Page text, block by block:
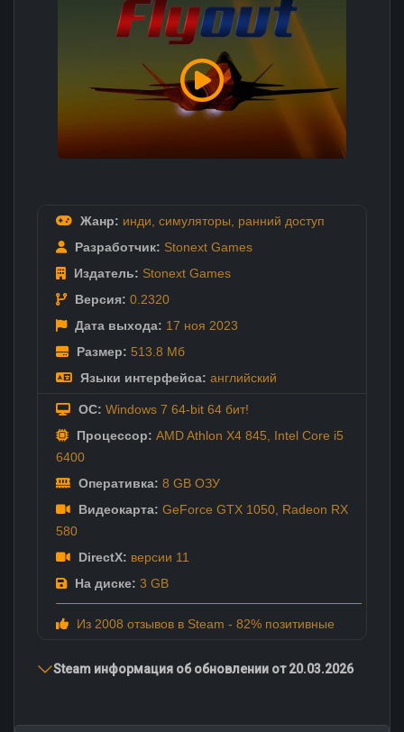
Жанр: инди симуляторы
ранний доступ
Разработчик: Stonext Games
Издатель: Stonext Games
Версия: 0.2320
Дата выхода: 17 ноя 2023
Размер: 513.8 Мб
Языки интерфейса: английский
ОС: Windows 7 64-bit 64 бит!
Процессор: AMD Athlon X4 845, Intel Core i5
6400
Оперативка: 8 GB ОЗУ
Видеокарта: GeForce GTX 1050, Radeon RX
580
DirectX: версии 11
На диске: 3 GB
Из 2008 отзывов в Steam - 82% позитивные
Steam информация об обновлении от 20.03.2026